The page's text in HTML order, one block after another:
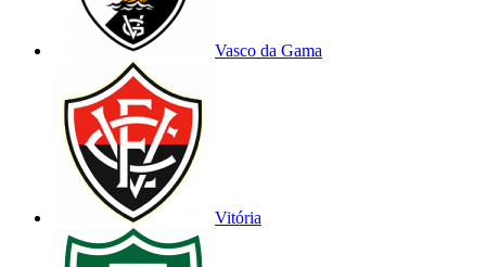
Vasco da Gama
Vitória